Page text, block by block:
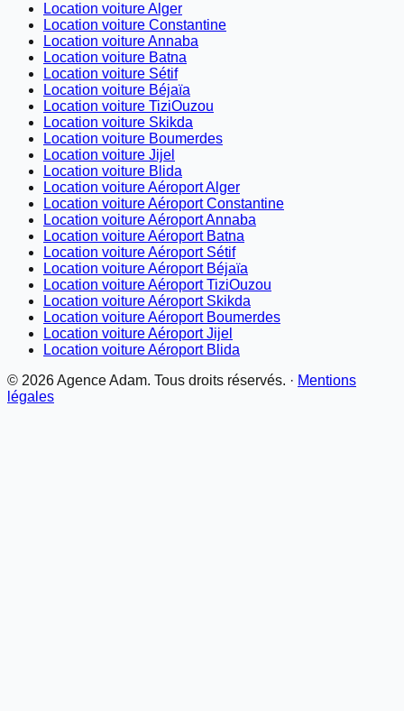
Location voiture Alger
Location voiture Constantine
Location voiture Annaba
Location voiture Batna
Location voiture Sétif
Location voiture Béjaïa
Location voiture TiziOuzou
Location voiture Skikda
Location voiture Boumerdes
Location voiture Jijel
Location voiture Blida
Location voiture Aéroport Alger
Location voiture Aéroport Constantine
Location voiture Aéroport Annaba
Location voiture Aéroport Batna
Location voiture Aéroport Sétif
Location voiture Aéroport Béjaïa
Location voiture Aéroport TiziOuzou
Location voiture Aéroport Skikda
Location voiture Aéroport Boumerdes
Location voiture Aéroport Jijel
Location voiture Aéroport Blida
© 2026Agence Adam. Tous droits réservés. · Mentions
légales